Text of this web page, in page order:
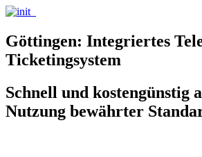
Göttingen: Integriertes
Ticketingsystem
Schnell und kostengünstig
Nutzung bewährter